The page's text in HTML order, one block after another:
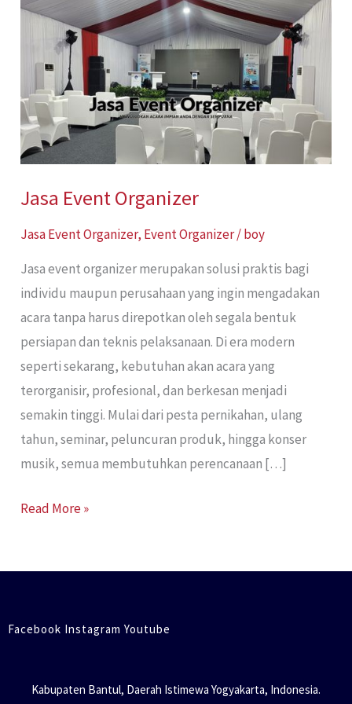
Jasa Event Organizer
Jasa Event Organizer, Event Organizer/boy
Jasa event organizer merupakan solusi praktis bagi
individu maupun perusahaan yang ingin mengadakan
acara tanpa harus direpotkan oleh segala bentuk
persiapan dan teknis pelaksanaan. Di era modern
seperti sekarang, kebutuhan akan acara yang
terorganisir, profesional, dan berkesan menjadi
semakin tinggi. Mulai dari pesta pernikahan, ulang
tahun, seminar, peluncuran produk, hingga konser
musik, semua membutuhkan perencanaan […]
Event
Organizer
Read More »
Facebook Instagram Youtube
Kabupaten Bantul, Daerah Istimewa Yogyakarta, Indonesia.